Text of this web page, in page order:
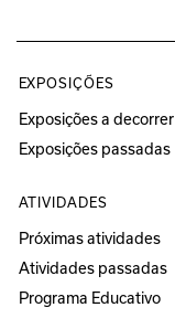
EXPOSIÇÕES
Exposições a decorrer
Exposições passadas
ATIVIDADES
Próximas atividades
Atividades passadas
Programa Educativo